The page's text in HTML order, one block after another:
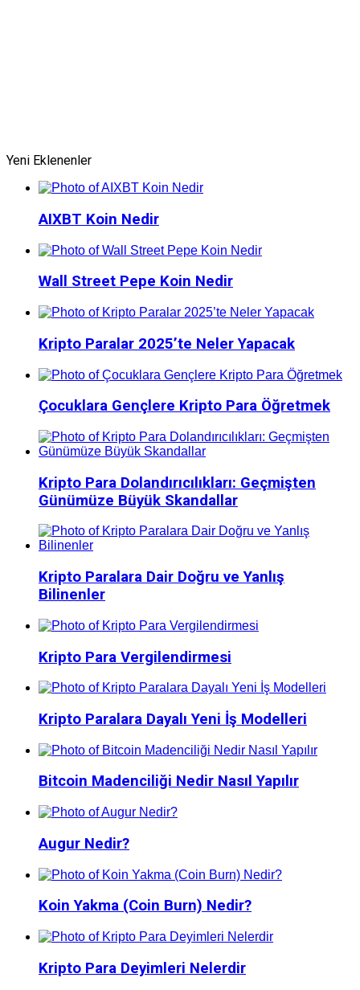
Yeni Eklenenler
AIXBT Koin Nedir
Wall Street Pepe Koin Nedir
Kripto Paralar 2025’te Neler Yapacak
Çocuklara Gençlere Kripto Para Öğretmek
Kripto Para Dolandırıcılıkları: Geçmişten
Günümüze Büyük Skandallar
Kripto Paralara Dair Doğru ve Yanlış
Bilinenler
Kripto Para Vergilendirmesi
Kripto Paralara Dayalı Yeni İş Modelleri
Bitcoin Madenciliği Nedir Nasıl Yapılır
Augur Nedir?
Koin Yakma (Coin Burn) Nedir?
Kripto Para Deyimleri Nelerdir